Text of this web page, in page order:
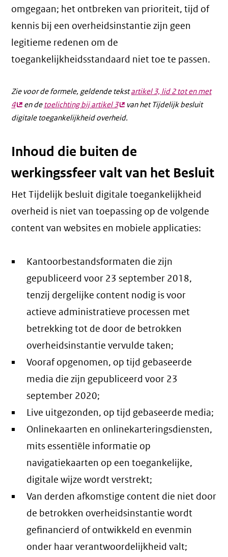
omgegaan; het ontbreken van prioriteit, tijd of
kennis bij een overheidsinstantie zijn geen
legitieme redenen om de
toegankelijkheidsstandaard niet toe te passen.
Zie voor de formele, geldende tekstartikel 3, lid 2 tot en met
4(externe
link)
en de toelichting bij artikel 3(externe
link)
van het Tijdelijk besluit
digitale toegankelijkheid overheid.
Inhoud die buiten de
werkingssfeer valt van het Besluit
Het Tijdelijk besluit digitale toegankelijkheid
overheid is niet van toepassing op de volgende
content van websites en mobiele applicaties:
Kantoorbestandsformaten die zijn
gepubliceerd voor 23 september 2018,
tenzij dergelijke content nodig is voor
actieve administratieve processen met
betrekking tot de door de betrokken
overheidsinstantie vervulde taken;
Vooraf opgenomen, op tijd gebaseerde
media die zijn gepubliceerd voor 23
september 2020;
Live uitgezonden, op tijd gebaseerde media;
Onlinekaarten en onlinekarteringsdiensten,
mits essentiële informatie op
navigatiekaarten op een toegankelijke,
digitale wijze wordt verstrekt;
Van derden afkomstige content die niet door
de betrokken overheidsinstantie wordt
gefinancierd of ontwikkeld en evenmin
onder haar verantwoordelijkheid valt;